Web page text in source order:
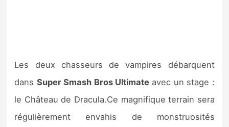
Les deux chasseurs de vampires débarquent
dans Super Smash Bros Ultimateavec un stage :
le Château de Dracula.Ce magnifique terrain sera
régulièrement envahis de monstruosités